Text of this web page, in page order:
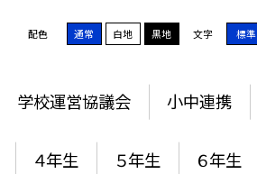
配色 通常 白地 黒地 文字 標準
学校運営協議会 小中連携
４年生 ５年生 ６年生